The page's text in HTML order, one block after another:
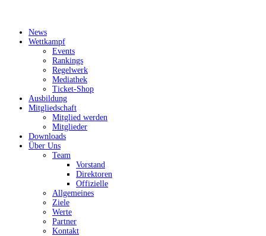
News
Wettkampf
Events
Rankings
Regelwerk
Mediathek
Ticket-Shop
Ausbildung
Mitgliedschaft
Mitglied werden
Mitglieder
Downloads
Über Uns
Team
Vorstand
Direktoren
Offizielle
Allgemeines
Ziele
Werte
Partner
Kontakt